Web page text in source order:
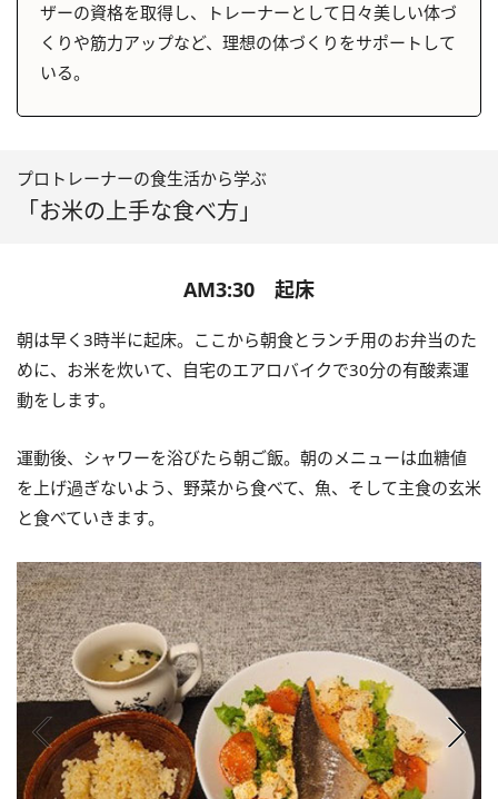
ザーの資格を取得し、トレーナーとして日々美しい体づ
くりや筋力アップなど、理想の体づくりをサポートして
いる。
プロトレーナーの食生活から学ぶ
「お米の上手な食べ方」
AM3:30 起床
朝は早く3時半に起床。ここから朝食とランチ用のお弁当のた
めに、お米を炊いて、自宅のエアロバイクで30分の有酸素運
動をします。
運動後、シャワーを浴びたら朝ご飯。朝のメニューは血糖値
を上げ過ぎないよう、野菜から食べて、魚、そして主食の玄米
と食べていきます。